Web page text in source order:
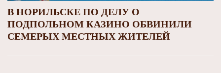
В НОРИЛЬСКЕ ПО ДЕЛУ О
ПОДПОЛЬНОМ КАЗИНО ОБВИНИЛИ
СЕМЕРЫХ МЕСТНЫХ ЖИТЕЛЕЙ